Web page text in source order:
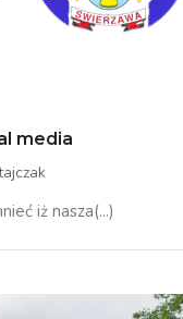
media
iż nasza(...)